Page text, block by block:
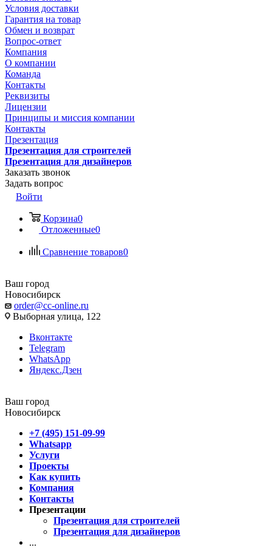
Условия доставки
Гарантия на товар
Обмен и возврат
Вопрос-ответ
Компания
О компании
Команда
Контакты
Реквизиты
Лицензии
Принципы и миссия компании
Контакты
Презентация
Презентация для строителей
Презентация для дизайнеров
Заказать звонок
Задать вопрос
Войти
Корзина0
Отложенные0
Сравнение товаров0
Ваш город
Новосибирск
order@cc-online.ru
Выборная улица, 122
Вконтакте
Telegram
WhatsApp
Яндекс.Дзен
Ваш город
Новосибирск
+7 (495) 151-09-99
Whatsapp
Услуги
Проекты
Как купить
Компания
Контакты
Презентации
Презентация для строителей
Презентация для дизайнеров
...